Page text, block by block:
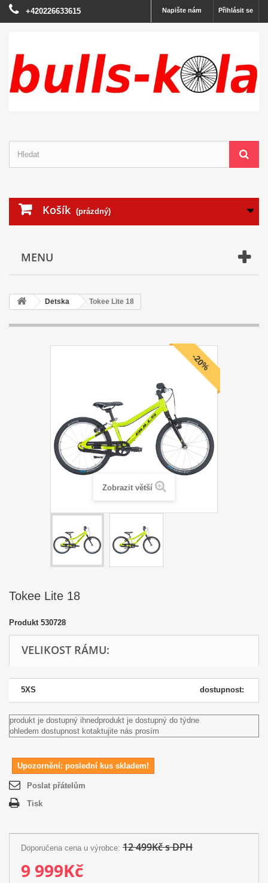
Přihlásit se
Napište nám
+420226633615
Košík (prázdný)
MENU
Detska Tokee Lite 18
-20%
Zobrazit větší
Tokee Lite 18
Produkt 530728
VELIKOST RÁMU:
5XS dostupnost:
produkt je dostupný ihnedprodukt je dostupný do týdne
ohledem dostupnost kotaktujite nás prosím
Upozornění: poslední kus skladem!
Poslat přátelům
Tisk
Doporučena cena u výrobce: 12 499Kč s DPH
9 999Kč